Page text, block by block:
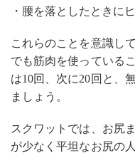
・腰を落としたときに
これらのことを意識し
でも筋肉を使っている
は10回、次に20回と、
ましょう。
スクワットでは、お尻
が少なく平坦なお尻の